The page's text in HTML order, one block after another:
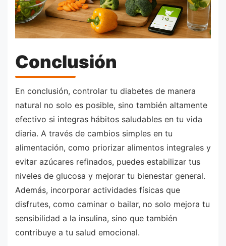
Conclusión
En conclusión, controlar tu diabetes de manera
natural no solo es posible, sino también altamente
efectivo si integras hábitos saludables en tu vida
diaria. A través de cambios simples en tu
alimentación, como priorizar alimentos integrales y
evitar azúcares refinados, puedes estabilizar tus
niveles de glucosa y mejorar tu bienestar general.
Además, incorporar actividades físicas que
disfrutes, como caminar o bailar, no solo mejora tu
sensibilidad a la insulina, sino que también
contribuye a tu salud emocional.